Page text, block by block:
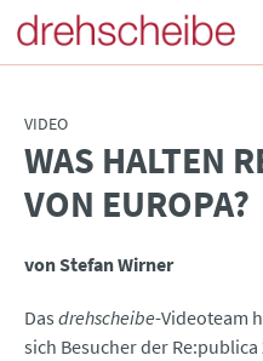
VIDEO
:WAS HALTEN
VON EUROPA?
von Stefan Wirner
Das drehscheibe-Videoteam
sich Besucher der